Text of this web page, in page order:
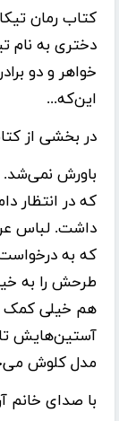
کتاب رمان تیکا
دختری به نام
خواهر و دو
این‌که...
در بخشی از
باورش نمی‌شد.
که در انتظار
داشت. لباس
که به
طرحش را به
هم خیلی کمک
آستین‌هایش تا
مدل کلوش
با صدای خانم